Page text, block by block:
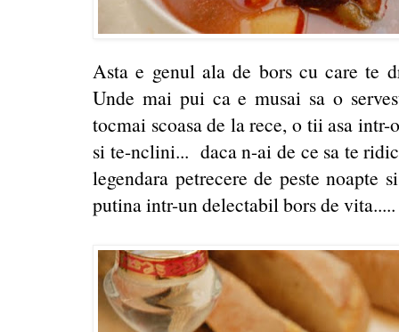
Asta e genul ala de bors cu care te
Unde mai pui ca e musai sa o
tocmai scoasa de la rece, o tii asa
si te-nclini... daca n-ai de ce sa te
legendara petrecere de peste
putina intr-un delectabil bors de vita.....